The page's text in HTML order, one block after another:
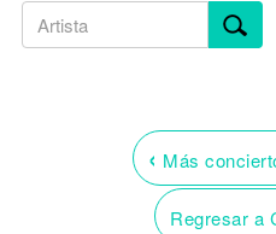
‹ Más
Regresar a